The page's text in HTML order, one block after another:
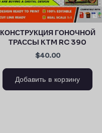
КОНСТРУКЦИЯ ГОНОЧНОЙ
ТРАССЫ KTM RC 390
$40.00
Добавить в корзину